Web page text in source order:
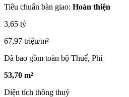
Tiêu chuẩn bàn giao: Hoàn thiện
3,65 tỷ
67,97 triệu/m²
Đã bao gồm toàn bộ Thuế, Phí
53,70 m²
Diện tích thông thuỷ